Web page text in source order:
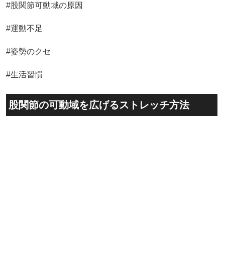
#股関節可動域の原因
#運動不足
#姿勢のクセ
#生活習慣
股関節の可動域を広げるストレッチ方法